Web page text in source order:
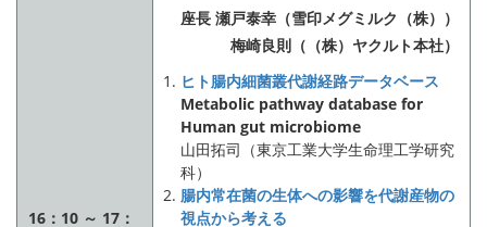
16：10 ～ 17：
座長 瀬戸泰幸（雪印メグミルク（株））
梅崎良則（（株）ヤクルト本社）
ヒト腸内細菌叢代謝経路データベース
Metabolic pathway database for
Human gut microbiome
山田拓司（東京工業大学生命理工学研究
科）
腸内常在菌の生体への影響を代謝産物の
視点から考える